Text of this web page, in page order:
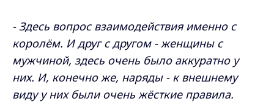
- Здесь вопрос взаимодействия именно с
королём. И друг с другом - женщины с
мужчиной, здесь очень было аккуратно у
них. И, конечно же, наряды - к внешнему
виду у них были очень жёсткие правила.